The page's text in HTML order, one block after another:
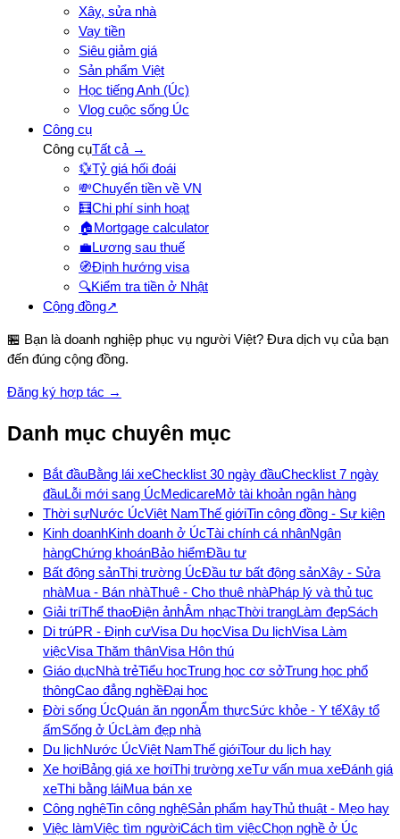
Xây, sửa nhà
Vay tiền
Siêu giảm giá
Sản phẩm Việt
Học tiếng Anh (Úc)
Vlog cuộc sống Úc
Công cụ
Công cụTất cả →
💱Tỷ giá hối đoái
💸Chuyển tiền về VN
🧮Chi phí sinh hoạt
🏠Mortgage calculator
💼Lương sau thuế
🧭Định hướng visa
🔍Kiểm tra tiền ở Nhật
Cộng đồng↗
🏪 Bạn là doanh nghiệp phục vụ người Việt? Đưa dịch vụ của bạn
đến đúng cộng đồng.
Đăng ký hợp tác →
Danh mục chuyên mục
Bắt đầuBằng lái xeChecklist 30 ngày đầuChecklist 7 ngày
đầuLỗi mới sang ÚcMedicareMở tài khoản ngân hàng
Thời sựNước ÚcViệt NamThế giớiTin cộng đồng - Sự kiện
Kinh doanhKinh doanh ở ÚcTài chính cá nhânNgân
hàngChứng khoánBảo hiểmĐầu tư
Bất động sảnThị trường ÚcĐầu tư bất động sảnXây - Sửa
nhàMua - Bán nhàThuê - Cho thuê nhàPháp lý và thủ tục
Giải tríThể thaoĐiện ảnhÂm nhạcThời trangLàm đẹpSách
Di trúPR - Định cưVisa Du họcVisa Du lịchVisa Làm
việcVisa Thăm thânVisa Hôn thú
Giáo dụcNhà trẻTiểu họcTrung học cơ sởTrung học phổ
thôngCao đẳng nghềĐại học
Đời sống ÚcQuán ăn ngonẨm thựcSức khỏe - Y tếXây tổ
ấmSống ở ÚcLàm đẹp nhà
Du lịchNước ÚcViệt NamThế giớiTour du lịch hay
Xe hơiBảng giá xe hơiThị trường xeTư vấn mua xeĐánh giá
xeThi bằng láiMua bán xe
Công nghệTin công nghệSản phẩm hayThủ thuật - Mẹo hay
Việc làmViệc tìm ngườiCách tìm việcChọn nghề ở Úc